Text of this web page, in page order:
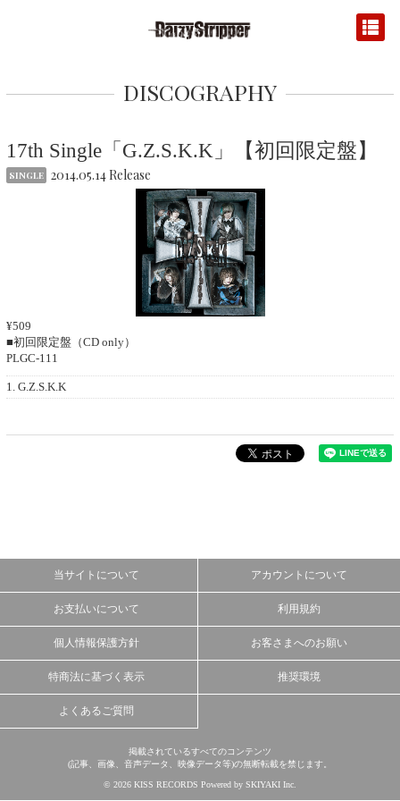
DISCOGRAPHY
17th Single「G.Z.S.K.K」【初回限定盤】
SINGLE 2014.05.14 Release
¥509
■初回限定盤（CD only）
PLGC-111
1. G.Z.S.K.K
当サイトについて アカウントについて
お支払いについて 利用規約
個人情報保護方針 お客さまへのお願い
特商法に基づく表示 推奨環境
よくあるご質問
掲載されているすべてのコンテンツ
(記事、画像、音声データ、映像データ等)の無断転載を禁じます。
© 2026 KISS RECORDS Powered by SKIYAKI Inc.